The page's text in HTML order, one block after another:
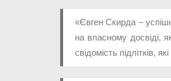
«Євген Скирда –
на власному досвіді,
свідомість підлітків,